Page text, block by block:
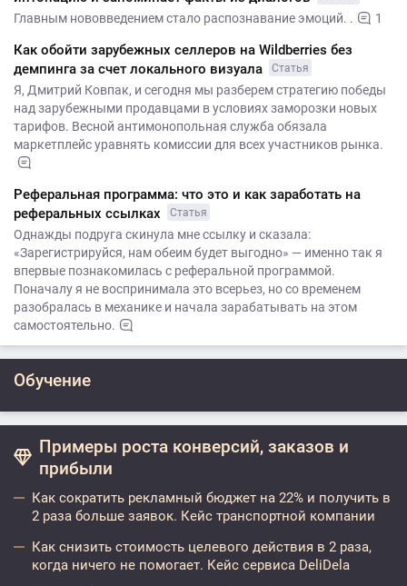
Главным нововведением стало распознавание эмоций. . 1
Как обойти зарубежных селлеров на Wildberries без
демпинга за счет локального визуала
Статья
Я, Дмитрий Ковпак, и сегодня мы разберем стратегию победы
над зарубежными продавцами в условиях заморозки новых
тарифов. Весной антимонопольная служба обязала
маркетплейс уравнять комиссии для всех участников рынка.
Реферальная программа: что это и как заработать на
реферальных ссылках
Статья
Однажды подруга скинула мне ссылку и сказала:
«Зарегистрируйся, нам обеим будет выгодно» — именно так я
впервые познакомилась с реферальной программой.
Поначалу я не воспринимала это всерьез, но со временем
разобралась в механике и начала зарабатывать на этом
самостоятельно.
Обучение
Примеры роста конверсий, заказов и
прибыли
Как сократить рекламный бюджет на 22% и получить в
2 раза больше заявок. Кейс транспортной компании
Как снизить стоимость целевого действия в 2 раза,
когда ничего не помогает. Кейс сервиса DeliDela